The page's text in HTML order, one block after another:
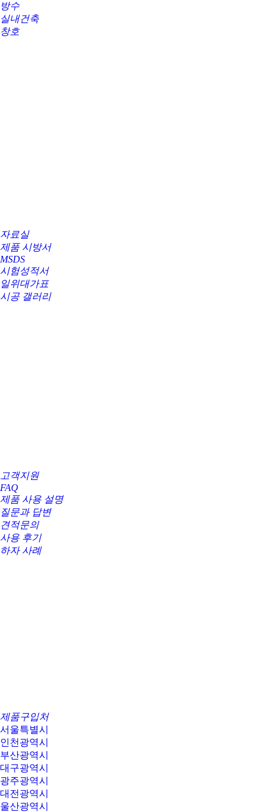
방수
실내건축
창호
자료실
제품 시방서
MSDS
시험성적서
일위대가표
시공 갤러리
고객지원
FAQ
제품 사용 설명
질문과 답변
견적문의
사용 후기
하자 사례
제품구입처
서울특별시
인천광역시
부산광역시
대구광역시
광주광역시
대전광역시
울산광역시